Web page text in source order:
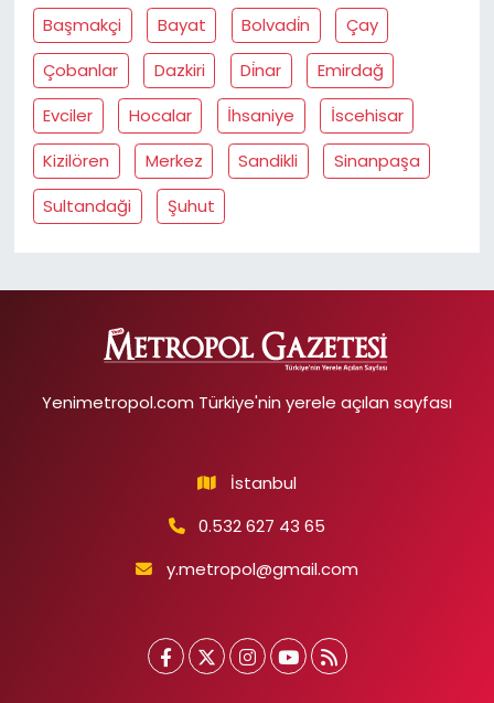
Başmakçi Bayat Bolvadi̇n
Çay
Çobanlar
Dazkiri Di̇nar
Emirdağ
Evciler
Hocalar İhsaniye
İscehisar
Kizilören
Merkez Sandikli
Sinanpaşa
Sultandaği
Şuhut
Yenimetropol.com Türkiye'nin yerele açılan sayfası
İstanbul
0.532 627 43 65
y.metropol@gmail.com